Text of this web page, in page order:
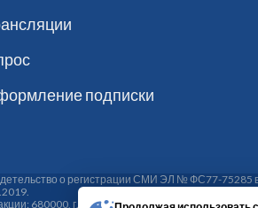
подписки
о регистрации СМИ ЭЛ № ФС77-
680000, г. Хабаровск, ул. Ким Ю Чена, 6,